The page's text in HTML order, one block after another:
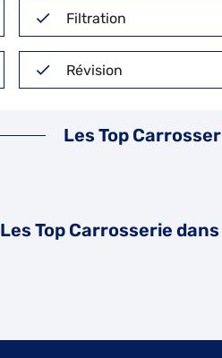
Filtration
Révision
Les Top
Les Top Carrosserie